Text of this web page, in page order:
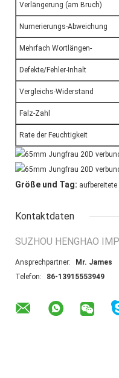
Verlängerung (am Bruch)
Numerierungs-Abweichung
Mehrfach Wortlängen-
Defekte/Fehler-Inhalt
Vergleichs-Widerstand
Falz-Zahl
Rate der Feuchtigkeit
Größe und Tag:
Kontaktdaten
SUZHOU HENGHAO
Ansprechpartner:
Mr. James
Telefon:
86-13915553949